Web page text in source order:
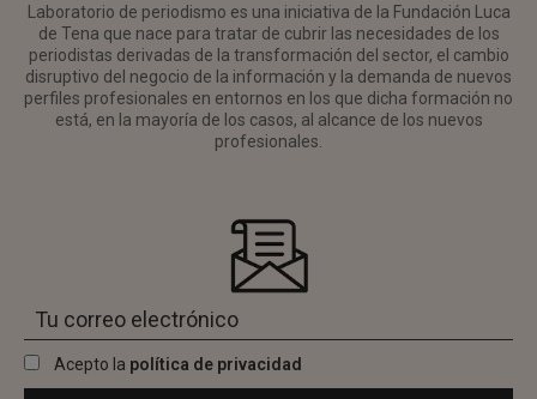
Laboratorio de periodismo es una iniciativa de la Fundación Luca
de Tena que nace para tratar de cubrir las necesidades de los
periodistas derivadas de la transformación del sector, el cambio
disruptivo del negocio de la información y la demanda de nuevos
perfiles profesionales en entornos en los que dicha formación no
está, en la mayoría de los casos, al alcance de los nuevos
profesionales.
Acepto la política de privacidad